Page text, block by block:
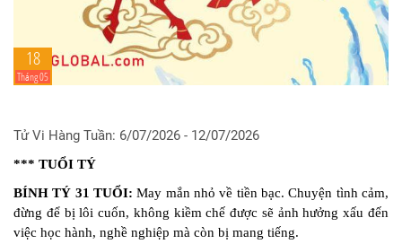
18
Tháng 05
Tử Vi Hàng Tuần: 6/07/2026 - 12/07/2026
*** TUỔI TÝ
BÍNH TÝ 31 TUỔI:May mắn nhỏ về tiền bạc. Chuyện tình cảm,
đừng để bị lôi cuốn, không kiềm chế được sẽ ảnh hưởng xấu đến
việc học hành, nghề nghiệp mà còn bị mang tiếng.